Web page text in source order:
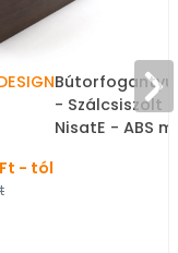
Bútorfogantyú
- Szálcsiszolt
NisatE - ABS
- tól